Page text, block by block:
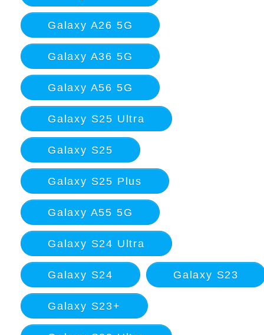
Galaxy A26 5G
Galaxy A36 5G
Galaxy A56 5G
Galaxy S25 Ultra
Galaxy S25
Galaxy S25 Plus
Galaxy A55 5G
Galaxy S24 Ultra
Galaxy S24 Galaxy S23
Galaxy S23+